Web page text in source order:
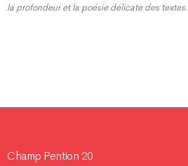
la profondeur et la poésie délicate des textes.
Champ Pention 20